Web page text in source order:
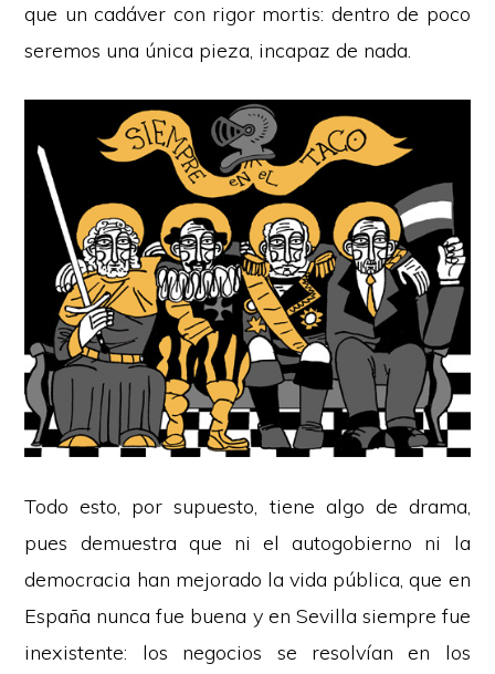
que un cadáver con rigor mortis: dentro de poco
seremos una única pieza, incapaz de nada.
Todo esto, por supuesto, tiene algo de drama,
pues demuestra que ni el autogobierno ni la
democracia han mejorado la vida pública, que en
España nunca fue buena y en Sevilla siempre fue
inexistente: los negocios se resolvían en los